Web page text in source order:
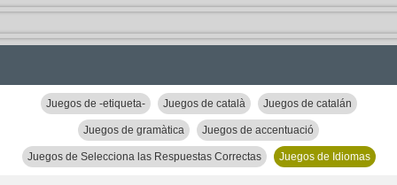
Juegos de -etiqueta- Juegos de català Juegos de catalán
Juegos de gramàtica Juegos de accentuació
Juegos de Selecciona las Respuestas Correctas Juegos de Idiomas